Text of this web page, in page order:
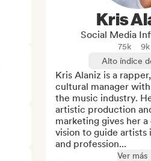
Kris
Social Media
75k
9k
Alto índice
Kris Alaniz is a
cultural manager with
the music industry.
artistic production
marketing gives her
vision to guide artists
and profession...
Ver más